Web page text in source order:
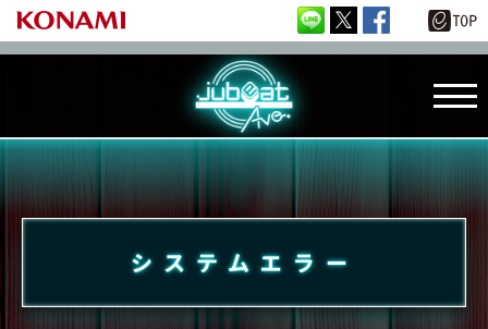
システムエラー